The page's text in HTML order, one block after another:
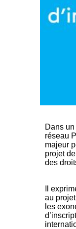
Dans
réseau
majeur
projet
des
Il
au
les